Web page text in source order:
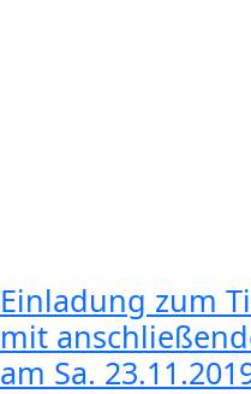
Einladung zum
mit
am Sa.